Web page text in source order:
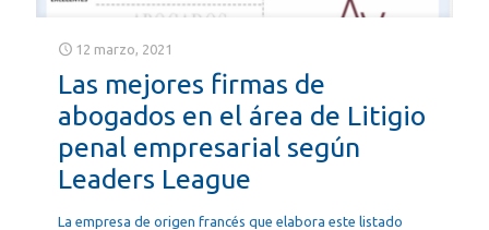
12 marzo, 2021
Las mejores firmas de
abogados en el área de Litigio
penal empresarial según
Leaders League
La empresa de origen francés que elabora este listado